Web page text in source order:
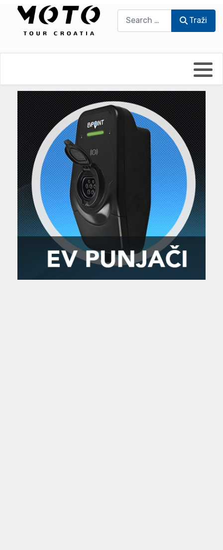
Traži
UmPaDrum
Moto servisi
Impressum
Damir Žerić - ELPASSO
Dario Dinter - Moto TOZ
Igor Kreč - UmPaDrum
Igor Kukec Brmbi
Slaven Gajdek
MTC - Moto Tour Croatia
Moto putopisi
Vikend vožnje
Zanimljivost
Najave i noviteti